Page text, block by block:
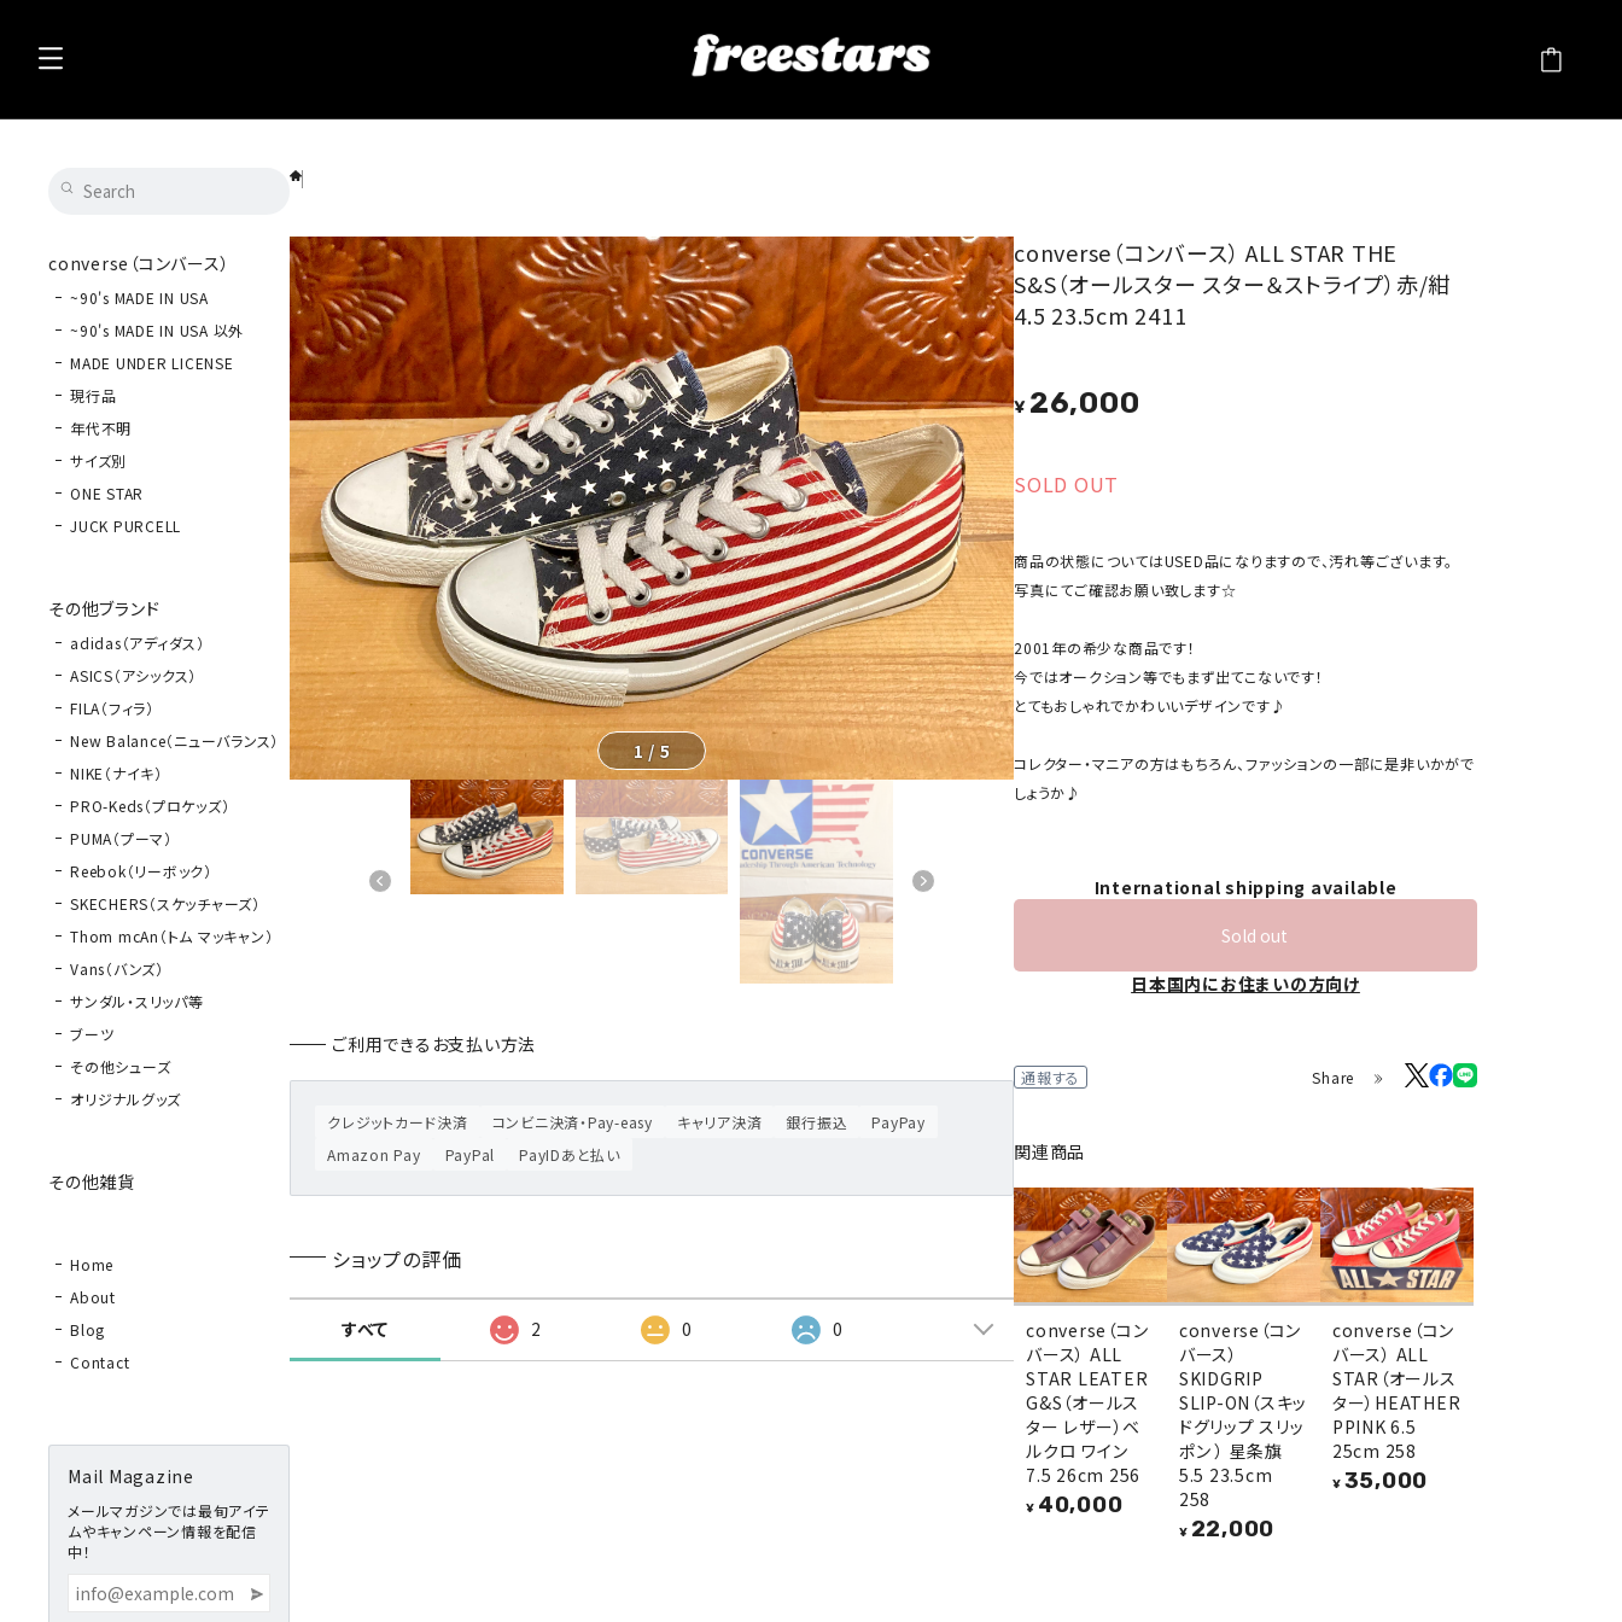
converse（コンバース）
~90's MADE IN USA
~90's MADE IN USA 以外
MADE UNDER LICENSE
現行品
年代不明
サイズ別
ONE STAR
JUCK PURCELL
その他ブランド
adidas（アディダス）
ASICS（アシックス）
FILA（フィラ）
New Balance（ニューバランス）
NIKE（ナイキ）
PRO-Keds（プロケッズ）
PUMA（プーマ）
Reebok（リーボック）
SKECHERS（スケッチャーズ）
Thom mcAn（トム マッキャン）
Vans（バンズ）
サンダル・スリッパ等
ブーツ
その他シューズ
オリジナルグッズ
その他雑貨
Home
About
Blog
Contact
Mail Magazine
メールマガジンでは最旬アイテ
ムやキャンペーン情報を配信
中！
1 / 5
ご利用できるお支払い方法
クレジットカード決済 コンビニ決済・Pay-easy キャリア決済 銀行振込
PayPay
Amazon Pay
PayPal PayIDあと払い
ショップの評価
すべて 2 0 0
converse（コンバース） ALL STAR THE
S&S（オールスター スター＆ストライプ）赤/紺
4.5 23.5cm 2411
¥ 26,000
SOLD OUT
商品の状態についてはUSED品になりますので、汚れ等ございます。
写真にてご確認お願い致します☆
2001年の希少な商品です！
今ではオークション等でもまず出てこないです！
とてもおしゃれでかわいいデザインです♪
コレクター・マニアの方はもちろん、ファッションの一部に是非いかがで
しょうか♪
International shipping available
Sold out
日本国内にお住まいの方向け
通報する Share
関連商品
converse（コン
バース） ALL
STAR LEATER
G&S（オールス
ター レザー）ベ
ルクロ ワイン
7.5 26cm 256
¥ 40,000
converse（コン
バース）
SKIDGRIP
SLIP-ON（スキッ
ドグリップ スリッ
ポン ） 星条旗
5.5 23.5cm
258
¥ 22,000
converse（コン
バース） ALL
STAR（オールス
ター）HEATHER
PPINK 6.5
25cm 258
¥ 35,000